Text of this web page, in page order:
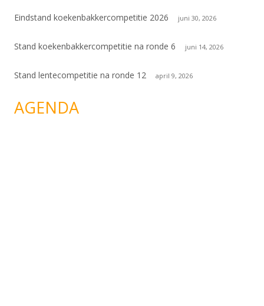
Eindstand koekenbakkercompetitie 2026 juni 30, 2026
Stand koekenbakkercompetitie na ronde 6 juni 14, 2026
Stand lentecompetitie na ronde 12 april 9, 2026
AGENDA